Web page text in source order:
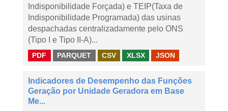
Indisponibilidade Forçada) e TEIP(Taxa de
Indisponibilidade Programada) das usinas
despachadas centralizadamente pelo ONS
(Tipo I e Tipo II-A)...
PDF PARQUET CSV XLSX JSON
Indicadores de Desempenho das Funções
Geração por Unidade Geradora em Base
Me...